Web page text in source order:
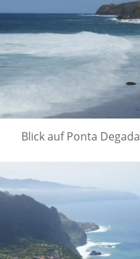
Blick auf Ponta Degada